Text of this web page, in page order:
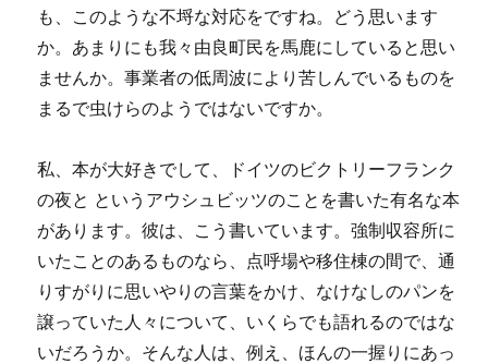
も、このような不埒な対応をですね。どう思います
か。あまりにも我々由良町民を馬鹿にしていると思い
ませんか。事業者の低周波により苦しんでいるものを
まるで虫けらのようではないですか。
私、本が大好きでして、ドイツのビクトリーフランク
の夜と というアウシュビッツのことを書いた有名な本
があります。彼は、こう書いています。強制収容所に
いたことのあるものなら、点呼場や移住棟の間で、通
りすがりに思いやりの言葉をかけ、なけなしのパンを
譲っていた人々について、いくらでも語れるのではな
いだろうか。そんな人は、例え、ほんの一握りにあっ